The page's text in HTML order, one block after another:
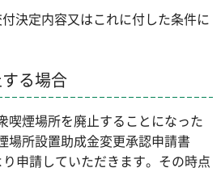
決定内容又はこれに付した条件に
る場合
喫煙場所を廃止することになった
場所設置助成金変更承認申請書
り申請していただきます。その時点